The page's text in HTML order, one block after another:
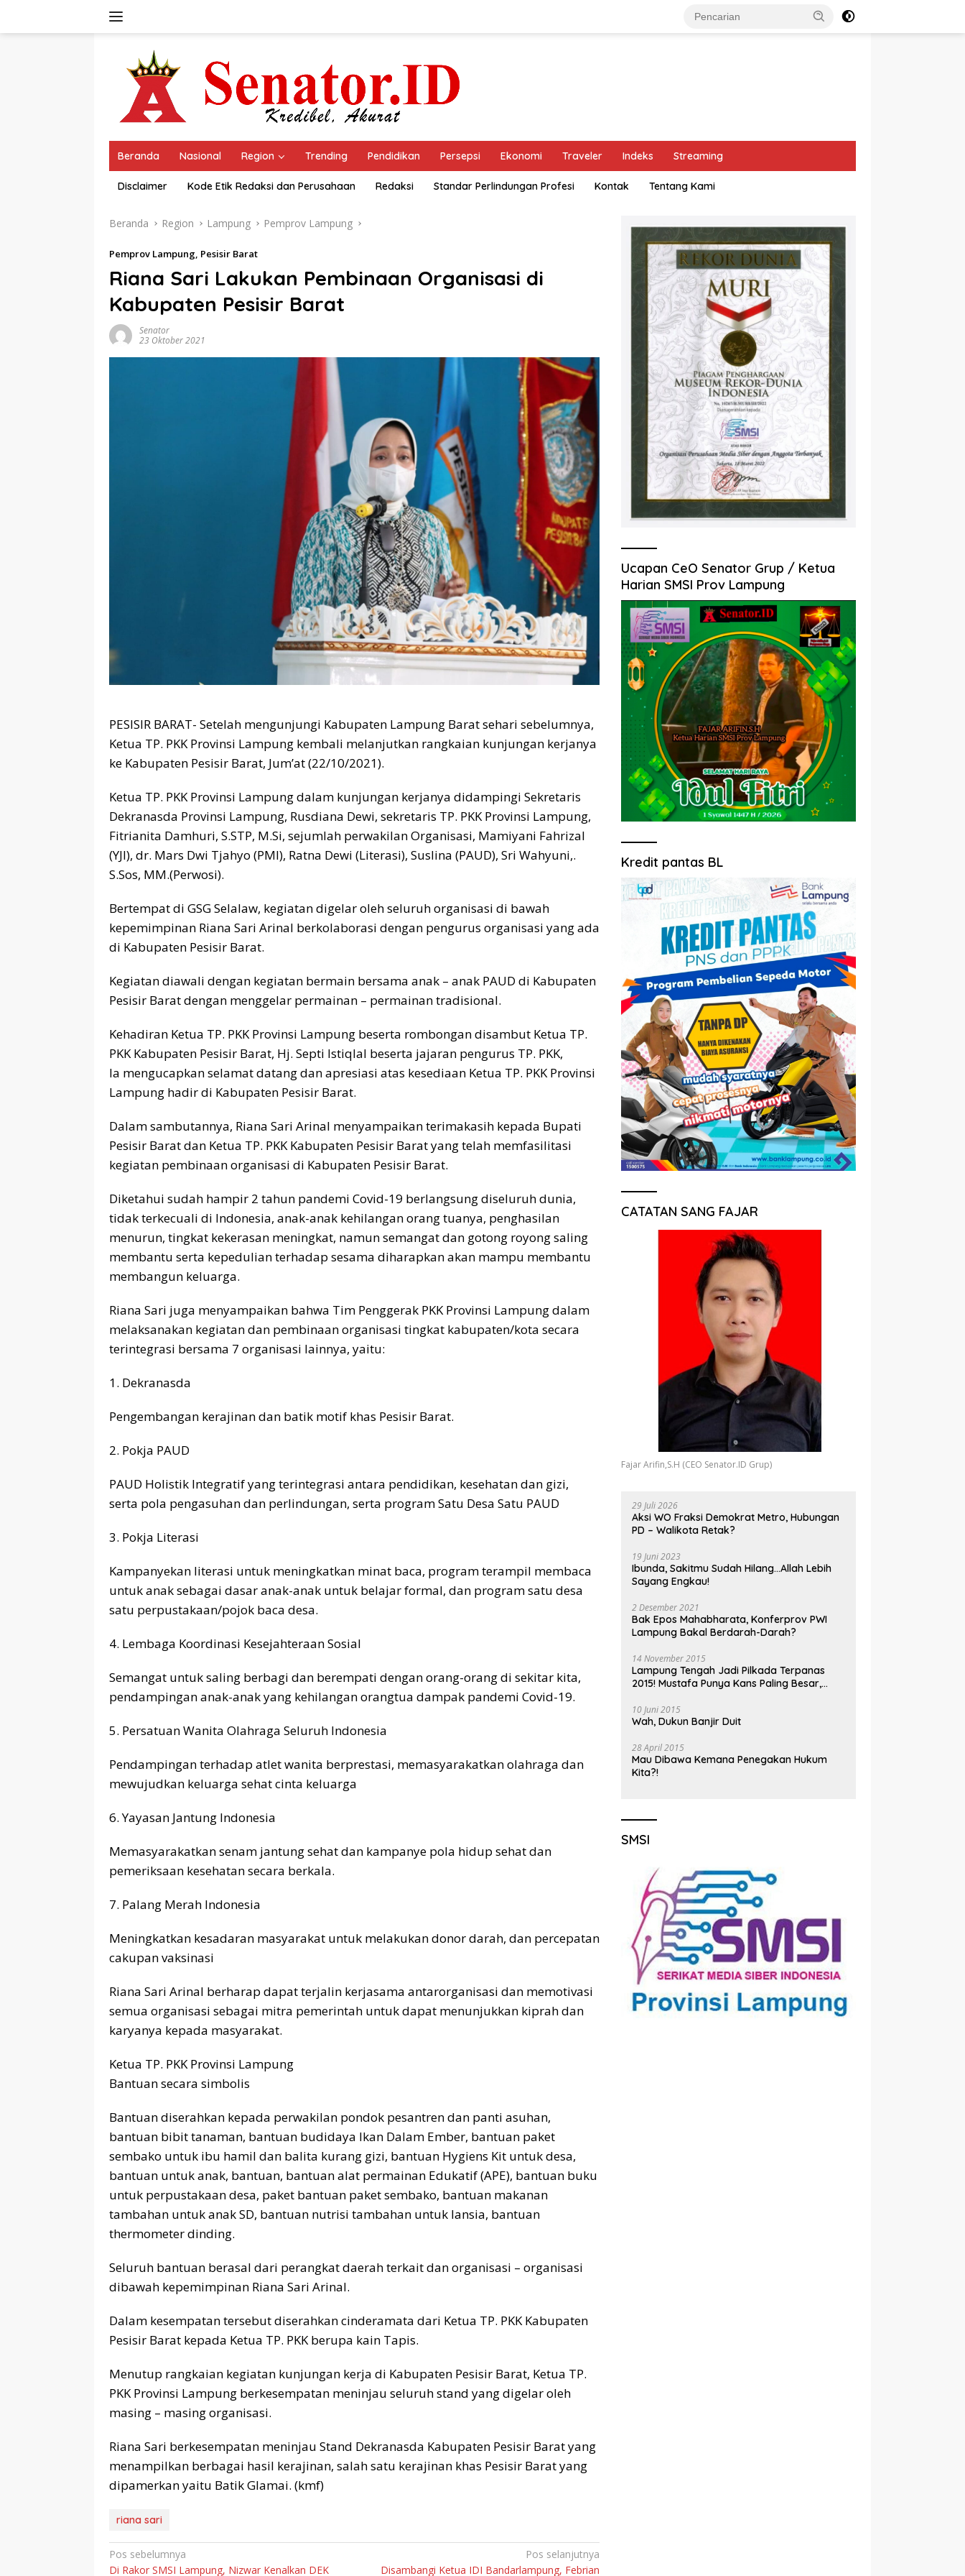
Beranda Nasional Region Trending Pendidikan Persepsi Ekonomi Traveler Indeks Streaming
Disclaimer Kode Etik Redaksi dan Perusahaan Redaksi Standar Perlindungan Profesi Kontak Tentang Kami
Beranda Region Lampung Pemprov Lampung
Pemprov Lampung, Pesisir Barat
Riana Sari Lakukan Pembinaan Organisasi di
Kabupaten Pesisir Barat
Senator
23 Oktober 2021
PESISIR BARAT- Setelah mengunjungi Kabupaten Lampung Barat sehari sebelumnya,
Ketua TP. PKK Provinsi Lampung kembali melanjutkan rangkaian kunjungan kerjanya
ke Kabupaten Pesisir Barat, Jum’at (22/10/2021).
Ketua TP. PKK Provinsi Lampung dalam kunjungan kerjanya didampingi Sekretaris
Dekranasda Provinsi Lampung, Rusdiana Dewi, sekretaris TP. PKK Provinsi Lampung,
Fitrianita Damhuri, S.STP, M.Si, sejumlah perwakilan Organisasi, Mamiyani Fahrizal
(YJI), dr. Mars Dwi Tjahyo (PMI), Ratna Dewi (Literasi), Suslina (PAUD), Sri Wahyuni,.
S.Sos, MM.(Perwosi).
Bertempat di GSG Selalaw, kegiatan digelar oleh seluruh organisasi di bawah
kepemimpinan Riana Sari Arinal berkolaborasi dengan pengurus organisasi yang ada
di Kabupaten Pesisir Barat.
Kegiatan diawali dengan kegiatan bermain bersama anak – anak PAUD di Kabupaten
Pesisir Barat dengan menggelar permainan – permainan tradisional.
Kehadiran Ketua TP. PKK Provinsi Lampung beserta rombongan disambut Ketua TP.
PKK Kabupaten Pesisir Barat, Hj. Septi Istiqlal beserta jajaran pengurus TP. PKK,
Ia mengucapkan selamat datang dan apresiasi atas kesediaan Ketua TP. PKK Provinsi
Lampung hadir di Kabupaten Pesisir Barat.
Dalam sambutannya, Riana Sari Arinal menyampaikan terimakasih kepada Bupati
Pesisir Barat dan Ketua TP. PKK Kabupaten Pesisir Barat yang telah memfasilitasi
kegiatan pembinaan organisasi di Kabupaten Pesisir Barat.
Diketahui sudah hampir 2 tahun pandemi Covid-19 berlangsung diseluruh dunia,
tidak terkecuali di Indonesia, anak-anak kehilangan orang tuanya, penghasilan
menurun, tingkat kekerasan meningkat, namun semangat dan gotong royong saling
membantu serta kepedulian terhadap sesama diharapkan akan mampu membantu
membangun keluarga.
Riana Sari juga menyampaikan bahwa Tim Penggerak PKK Provinsi Lampung dalam
melaksanakan kegiatan dan pembinaan organisasi tingkat kabupaten/kota secara
terintegrasi bersama 7 organisasi lainnya, yaitu:
1. Dekranasda
Pengembangan kerajinan dan batik motif khas Pesisir Barat.
2. Pokja PAUD
PAUD Holistik Integratif yang terintegrasi antara pendidikan, kesehatan dan gizi,
serta pola pengasuhan dan perlindungan, serta program Satu Desa Satu PAUD
3. Pokja Literasi
Kampanyekan literasi untuk meningkatkan minat baca, program terampil membaca
untuk anak sebagai dasar anak-anak untuk belajar formal, dan program satu desa
satu perpustakaan/pojok baca desa.
4. Lembaga Koordinasi Kesejahteraan Sosial
Semangat untuk saling berbagi dan berempati dengan orang-orang di sekitar kita,
pendampingan anak-anak yang kehilangan orangtua dampak pandemi Covid-19.
5. Persatuan Wanita Olahraga Seluruh Indonesia
Pendampingan terhadap atlet wanita berprestasi, memasyarakatkan olahraga dan
mewujudkan keluarga sehat cinta keluarga
6. Yayasan Jantung Indonesia
Memasyarakatkan senam jantung sehat dan kampanye pola hidup sehat dan
pemeriksaan kesehatan secara berkala.
7. Palang Merah Indonesia
Meningkatkan kesadaran masyarakat untuk melakukan donor darah, dan percepatan
cakupan vaksinasi
Riana Sari Arinal berharap dapat terjalin kerjasama antarorganisasi dan memotivasi
semua organisasi sebagai mitra pemerintah untuk dapat menunjukkan kiprah dan
karyanya kepada masyarakat.
Ketua TP. PKK Provinsi Lampung
Bantuan secara simbolis
Bantuan diserahkan kepada perwakilan pondok pesantren dan panti asuhan,
bantuan bibit tanaman, bantuan budidaya Ikan Dalam Ember, bantuan paket
sembako untuk ibu hamil dan balita kurang gizi, bantuan Hygiens Kit untuk desa,
bantuan untuk anak, bantuan, bantuan alat permainan Edukatif (APE), bantuan buku
untuk perpustakaan desa, paket bantuan paket sembako, bantuan makanan
tambahan untuk anak SD, bantuan nutrisi tambahan untuk lansia, bantuan
thermometer dinding.
Seluruh bantuan berasal dari perangkat daerah terkait dan organisasi – organisasi
dibawah kepemimpinan Riana Sari Arinal.
Dalam kesempatan tersebut diserahkan cinderamata dari Ketua TP. PKK Kabupaten
Pesisir Barat kepada Ketua TP. PKK berupa kain Tapis.
Menutup rangkaian kegiatan kunjungan kerja di Kabupaten Pesisir Barat, Ketua TP.
PKK Provinsi Lampung berkesempatan meninjau seluruh stand yang digelar oleh
masing – masing organisasi.
Riana Sari berkesempatan meninjau Stand Dekranasda Kabupaten Pesisir Barat yang
menampilkan berbagai hasil kerajinan, salah satu kerajinan khas Pesisir Barat yang
dipamerkan yaitu Batik Glamai. (kmf)
riana sari
Navigasi
Pos sebelumnya
Di Rakor SMSI Lampung, Nizwar Kenalkan DEK
Pos selanjutnya
Disambangi Ketua IDI Bandarlampung, Febrian
Ucapan CeO Senator Grup / Ketua
Harian SMSI Prov Lampung
Kredit pantas BL
CATATAN SANG FAJAR
Fajar Arifin,S.H (CEO Senator.ID Grup)
29 Juli 2026
Aksi WO Fraksi Demokrat Metro, Hubungan
PD – Walikota Retak?
19 Juni 2023
Ibunda, Sakitmu Sudah Hilang…Allah Lebih
Sayang Engkau!
2 Desember 2021
Bak Epos Mahabharata, Konferprov PWI
Lampung Bakal Berdarah-Darah?
14 November 2015
Lampung Tengah Jadi Pilkada Terpanas
2015! Mustafa Punya Kans Paling Besar,
10 Juni 2015
Wah, Dukun Banjir Duit
28 April 2015
Mau Dibawa Kemana Penegakan Hukum
Kita?!
SMSI